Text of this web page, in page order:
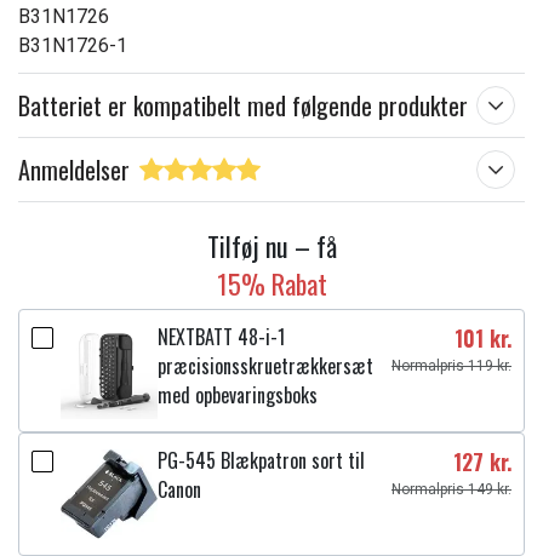
B31N1726
B31N1726-1
Batteriet er kompatibelt med følgende produkter
Anmeldelser
Tilføj nu – få
15% Rabat
NEXTBATT 48-i-1
præcisionsskruetrækkersæt
med opbevaringsboks
101 kr.
Normalpris 119 kr.
PG-545 Blækpatron sort til
Canon
127 kr.
Normalpris 149 kr.